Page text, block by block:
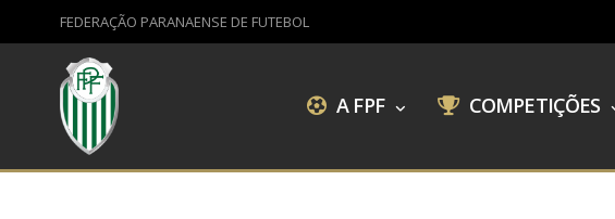
FEDERAÇÃO PARANAENSE DE FUTEBOL
A FPF COMPETIÇÕES